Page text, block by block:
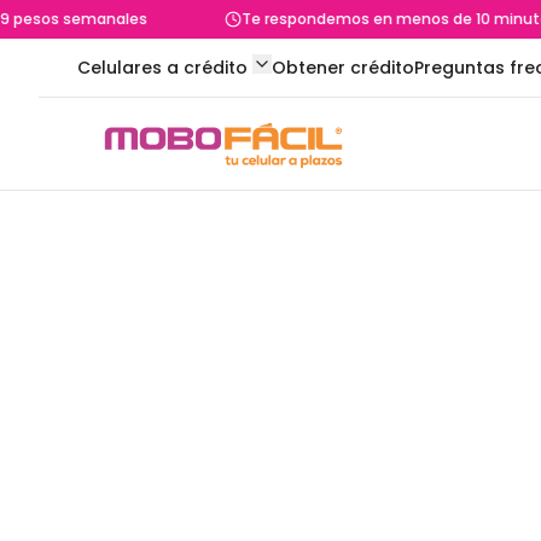
semanales Te respondemos en menos de 10
Celulares a crédito Obtener créditoPreguntas